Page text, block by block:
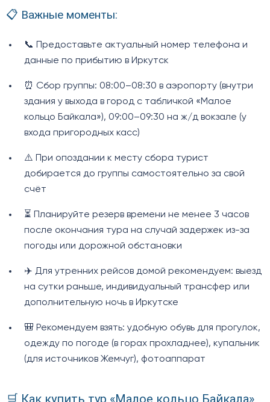
📋 Важные моменты:
📞 Предоставьте актуальный номер телефона и
данные по прибытию в Иркутск
⏰ Сбор группы: 08:00–08:30 в аэропорту (внутри
здания у выхода в город с табличкой «Малое
кольцо Байкала»), 09:00–09:30 на ж/д вокзале (у
входа пригородных касс)
⚠️ При опоздании к месту сбора турист
добирается до группы самостоятельно за свой
счёт
⏳ Планируйте резерв времени не менее 3 часов
после окончания тура на случай задержек из-за
погоды или дорожной обстановки
✈️ Для утренних рейсов домой рекомендуем: выезд
на сутки раньше, индивидуальный трансфер или
дополнительную ночь в Иркутске
🎒 Рекомендуем взять: удобную обувь для прогулок,
одежду по погоде (в горах прохладнее), купальник
(для источников Жемчуг), фотоаппарат